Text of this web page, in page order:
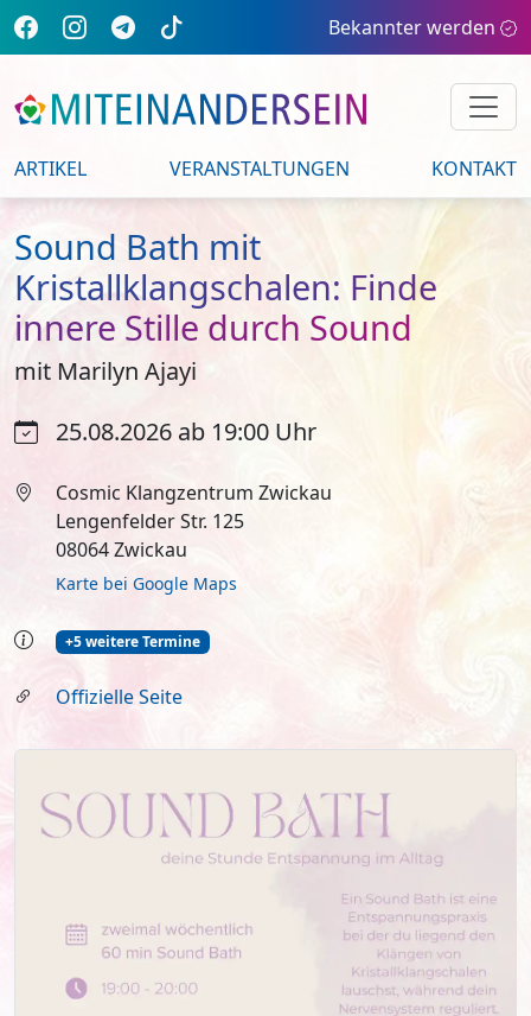
Bekannter werden
ARTIKEL VERANSTALTUNGEN KONTAKT
Sound Bath mit
Kristallklangschalen: Finde
innere Stille durch Sound
mit Marilyn Ajayi
25.08.2026 ab 19:00 Uhr
Cosmic Klangzentrum Zwickau
Lengenfelder Str. 125
08064 Zwickau
Karte bei Google Maps
+5 weitere Termine
Offizielle Seite